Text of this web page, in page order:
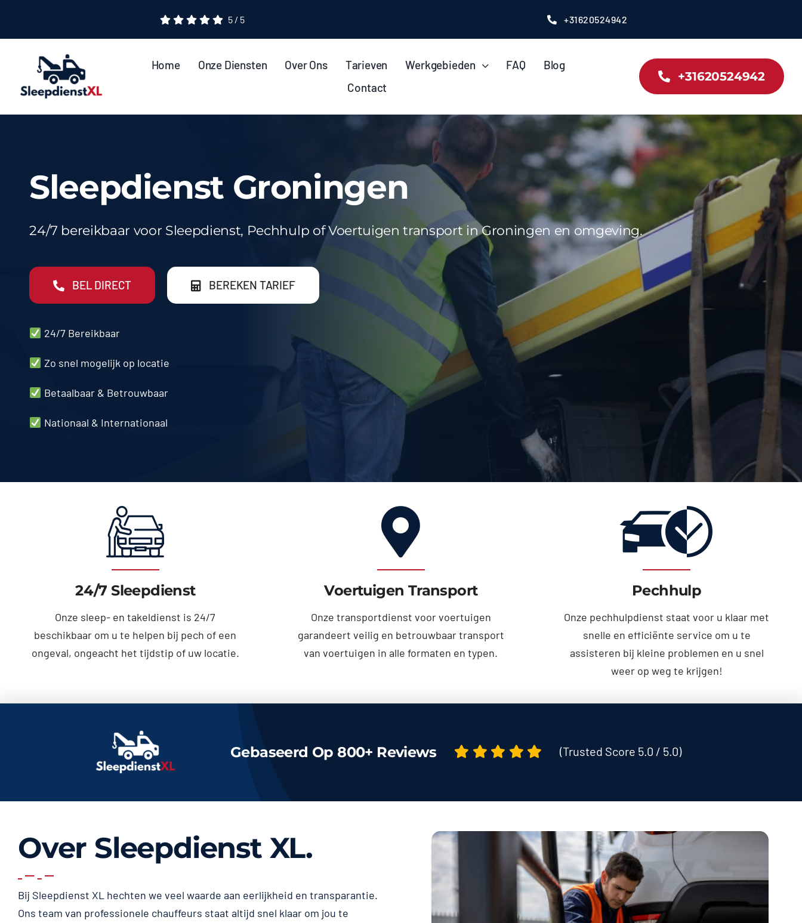
5/ 5 +31620524942
Home Onze Diensten Over Ons Tarieven Werkgebieden FAQ
Blog
Contact
+31620524942
Sleepdienst Groningen
24/7 bereikbaar voor Sleepdienst, Pechhulp of Voertuigen transport in Groningen en omgeving.
BEL DIRECT BEREKEN TARIEF
24/7 Bereikbaar
Zo snel mogelijk op locatie
Betaalbaar & Betrouwbaar
Nationaal & Internationaal
24/7 Sleepdienst
Onze sleep- en takeldienst is 24/7
beschikbaar om u te helpen bij pech of een
ongeval, ongeacht het tijdstip of uw locatie.
Voertuigen Transport
Onze transportdienst voor voertuigen
garandeert veilig en betrouwbaar transport
van voertuigen in alle formaten en typen.
Pechhulp
Onze pechhulpdienst staat voor u klaar met
snelle en efficiënte service om u te
assisteren bij kleine problemen en u snel
weer op weg te krijgen!
Gebaseerd Op 800+ Reviews (Trusted Score 5.0 / 5.0)
Over Sleepdienst XL.
Bij Sleepdienst XL hechten we veel waarde aan eerlijkheid en transparantie.
Ons team van professionele chauffeurs staat altijd snel klaar om jou te